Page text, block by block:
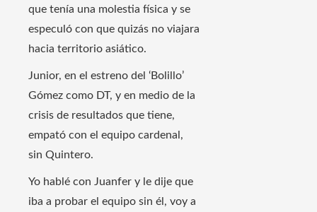
que tenía una molestia física y se
especuló con que quizás no viajara
hacia territorio asiático.
Junior, en el estreno del ‘Bolillo’
Gómez como DT, y en medio de la
crisis de resultados que tiene,
empató con el equipo cardenal,
sin Quintero.
Yo hablé con Juanfer y le dije que
iba a probar el equipo sin él, voy a